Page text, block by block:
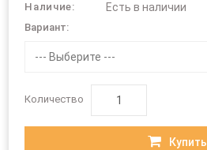
Наличие: Есть в наличии
Вариант:
--- Выберите ---
Количество
Купить